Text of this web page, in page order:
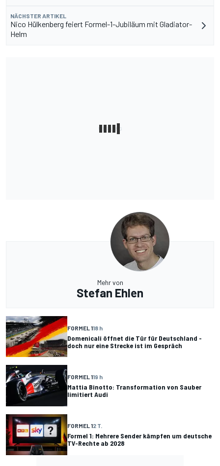
NÄCHSTER ARTIKEL
Nico Hülkenberg feiert Formel-1-Jubiläum mit Gladiator-
Helm
Mehr von
Stefan Ehlen
FORMEL 118 h
Domenicali öffnet die Tür für Deutschland -
doch nur eine Strecke ist im Gespräch
FORMEL 119 h
Mattia Binotto: Transformation von Sauber
limitiert Audi
FORMEL 12 T.
Formel 1: Mehrere Sender kämpfen um deutsche
TV-Rechte ab 2028